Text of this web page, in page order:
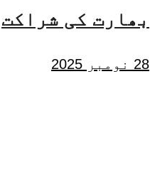
بھارت کی شراکت
28 نومبر 2025